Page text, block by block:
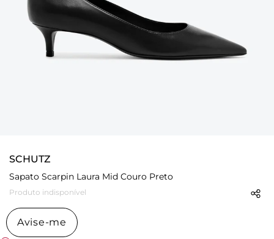
SCHUTZ
Sapato Scarpin Laura Mid Couro Preto
Produto indisponível
Avise-me